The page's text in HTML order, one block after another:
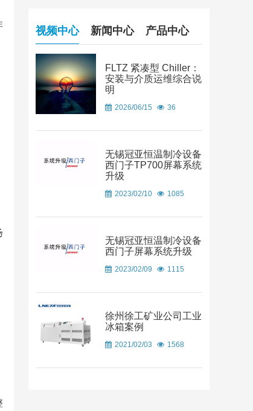
视频中心 新闻中心 产品中心
FLTZ 紧凑型 Chiller：
安装与介质运维综合说
明
2026/06/15 36
无锡冠亚恒温制冷设备
西门子TP700屏幕系统
升级
2023/02/10 1085
无锡冠亚恒温制冷设备
西门子屏幕系统升级
2023/02/09 1115
徐州徐工矿业公司工业
冰箱案例
2021/02/03 1568